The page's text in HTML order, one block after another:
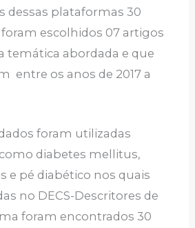
dessas plataformas 30
escolhidos 07 artigos
temática abordada e que
entre os anos de 2017 a
foram utilizadas
diabetes mellitus,
e pé diabético nos quais
no DECS-Descritores de
foram encontrados 30